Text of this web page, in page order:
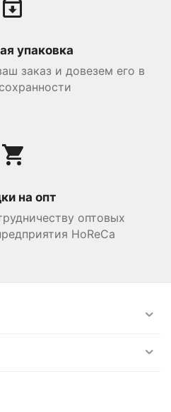
упаковка
заказ и довезем его в
на опт
оптовых
HoReCa